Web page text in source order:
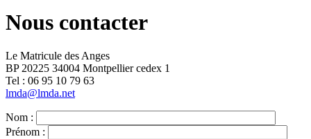
Nous contacter
Le Matricule des Anges
BP 20225 34004 Montpellier cedex 1
Tel : ‭06 95 10 79 63
lmda@lmda.net
Nom :
Prénom :